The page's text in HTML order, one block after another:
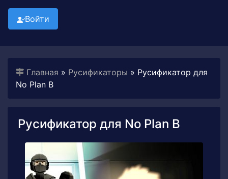
Войти
Главная » Русификаторы » Русификатор для
No Plan B
Русификатор для No Plan B